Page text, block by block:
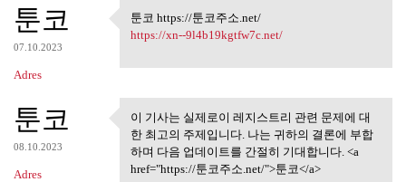
툰코
07.10.2023
Adres
툰코 https://툰코주소.net/
툰코 https://툰코주소.net/
https://xn--9l4b19kgtfw7c.net/
툰코
08.10.2023
Adres
이 기사는 실제로이 레지스트리
관련 문제에 대한
이 기사는 실제로이 레지스트리 관련 문제에 대
한 최고의 주제입니다. 나는 귀하의 결론에 부합
하며 다음 업데이트를 간절히 기대합니다. <a
href="https://툰코주소.net/">툰코</a>